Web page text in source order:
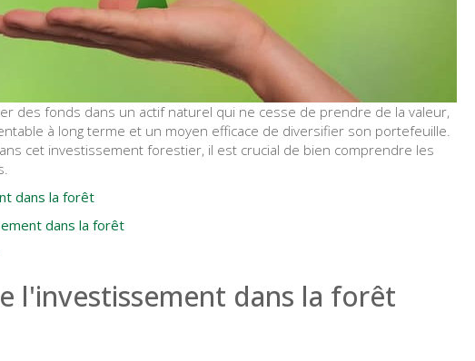
des fonds dans un actif naturel qui ne cesse de prendre de la valeur,
à long terme et un moyen efficace de diversifier son portefeuille.
cet investissement forestier, il est crucial de bien comprendre les
dans la forêt
dans la forêt
l'investissement dans la forêt